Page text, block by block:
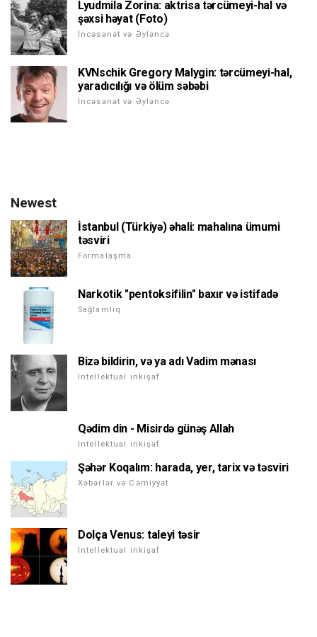
Lyudmila Zorina: aktrisa tərcümeyi-hal və
şəxsi həyat (Foto)
İncəsənət və Əyləncə
KVNschik Gregory Malygin: tərcümeyi-hal,
yaradıcılığı və ölüm səbəbi
İncəsənət və Əyləncə
Newest
İstanbul (Türkiyə) əhali: mahalına ümumi
təsviri
Formalaşma
Narkotik "pentoksifilin" baxır və istifadə
Sağlamlıq
Bizə bildirin, və ya adı Vadim mənası
Intellektual inkişaf
Qədim din - Misirdə günəş Allah
Intellektual inkişaf
Şəhər Koqalım: harada, yer, tarix və təsviri
Xəbərlər və Cəmiyyət
Dolça Venus: taleyi təsir
Intellektual inkişaf